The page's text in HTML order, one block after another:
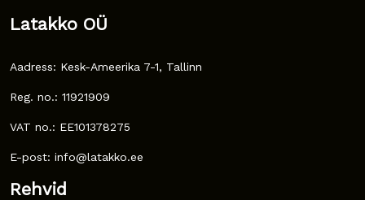
Latakko OÜ
Aadress: Kesk-Ameerika 7-1, Tallinn
Reg. no.: 11921909
VAT no.: EE101378275
E-post: info@latakko.ee
Rehvid